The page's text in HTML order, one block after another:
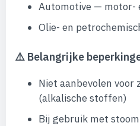
Automotive — motor-
Olie- en
⚠️ Belangrijke
Niet aanbevolen voor
(alkalische stoffen)
Bij gebruik met